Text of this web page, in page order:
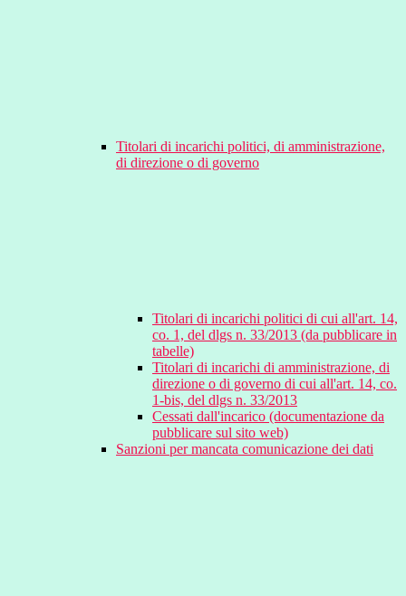
Titolari di incarichi politici, di amministrazione,
di direzione o di governo
Titolari di incarichi politici di cui all'art. 14,
co. 1, del dlgs n. 33/2013 (da pubblicare in
tabelle)
Titolari di incarichi di amministrazione, di
direzione o di governo di cui all'art. 14, co.
1-bis, del dlgs n. 33/2013
Cessati dall'incarico (documentazione da
pubblicare sul sito web)
Sanzioni per mancata comunicazione dei dati